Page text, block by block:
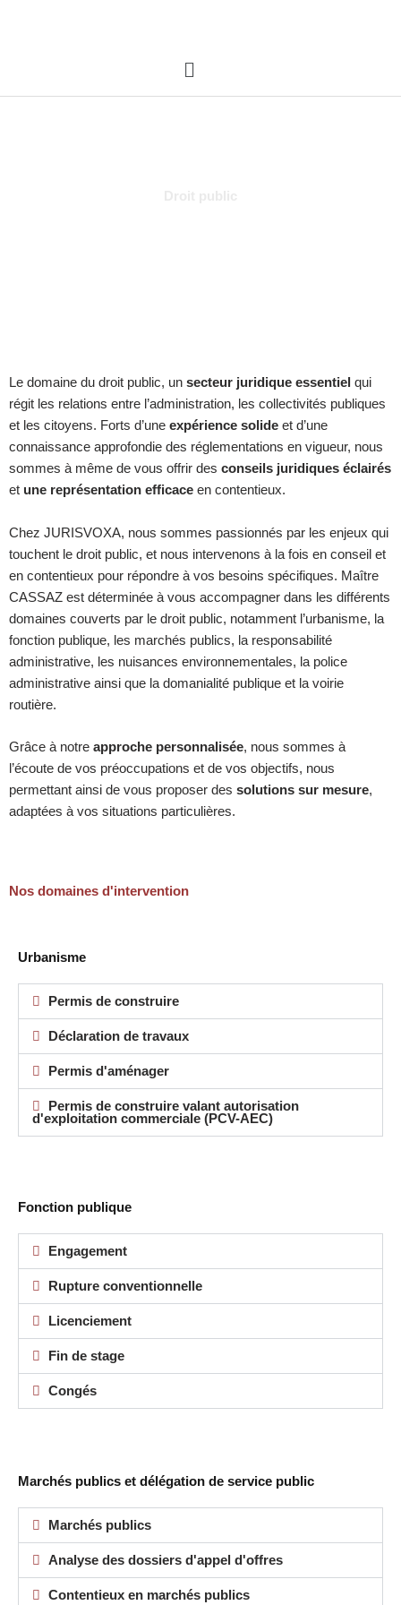
Menu
Le domaine du droit public, un secteur juridique essentiel qui
régit les relations entre l’administration, les collectivités publiques
et les citoyens. Forts d’une expérience solide et d’une
connaissance approfondie des réglementations en vigueur, nous
sommes à même de vous offrir des conseils juridiques éclairés
et une représentation efficace en contentieux.
Chez JURISVOXA, nous sommes passionnés par les enjeux qui
touchent le droit public, et nous intervenons à la fois en conseil et
en contentieux pour répondre à vos besoins spécifiques. Maître
CASSAZ est déterminée à vous accompagner dans les différents
domaines couverts par le droit public, notamment l’urbanisme, la
fonction publique, les marchés publics, la responsabilité
administrative, les nuisances environnementales, la police
administrative ainsi que la domanialité publique et la voirie
routière.
Grâce à notre approche personnalisée, nous sommes à
l’écoute de vos préoccupations et de vos objectifs, nous
permettant ainsi de vous proposer des solutions sur mesure,
adaptées à vos situations particulières.
Nos domaines d'intervention
Urbanisme​
Permis de construire
Déclaration de travaux
Permis d'aménager
Permis de construire valant autorisation
d'exploitation commerciale (PCV-AEC)
Fonction publique
Engagement
Rupture conventionnelle
Licenciement
Fin de stage
Congés
Marchés publics et délégation de service public
Marchés publics
Analyse des dossiers d'appel d'offres
Contentieux en marchés publics